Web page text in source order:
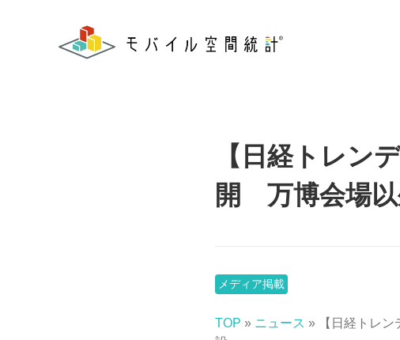
【日経トレン
開 万博会場以
メディア掲載
TOP » ニュース » 【日経トレ